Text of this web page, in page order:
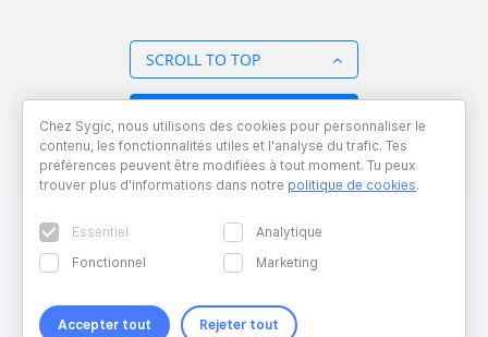
SCROLL TO TOP
Copyright © 2026 Sygic. All right reserved. Developed by
Chez Sygic, nous utilisons des cookies pour personnaliser le
contenu, les fonctionnalités utiles et l'analyse du trafic. Tes
préférences peuvent être modifiées à tout moment. Tu peux
trouver plus d'informations dans notre politique de cookies.
Essentiel
Analytique
Fonctionnel
Marketing
Accepter tout Rejeter tout